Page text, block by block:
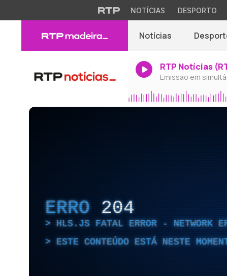
NOTÍCIAS DESPORTO
Notícias
RTP Notícias
Emissão em
ERRO 204
HLS.JS FATAL ERROR - NETWORK
ESTE CONTEÚDO ESTÁ NESTE